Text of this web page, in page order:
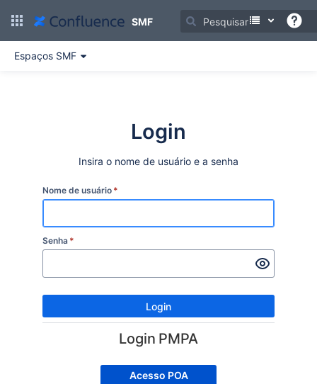
para
principal
SMF
Espaços SMF
Login
Insira o nome de usuário e a senha
Nome de usuário *
Senha *
Login
Login PMPA
Acesso POA